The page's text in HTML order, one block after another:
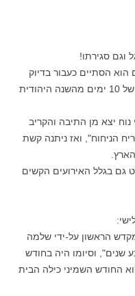
וגם סגירתו!
הוא הסתיים כעבור בדיוק
365 יום שזה שנת חמה, כלומר תופסת של 10 ימים מהשנה היהודית
יצא מן התיבה והקריב
הניחוח", ואז ניתנה קשת
גם בגלל האירועים הקשים
הראשון על-ידי שלמה
שנים", וסיומו היה בחודש
החודש השמיני כילה הבית